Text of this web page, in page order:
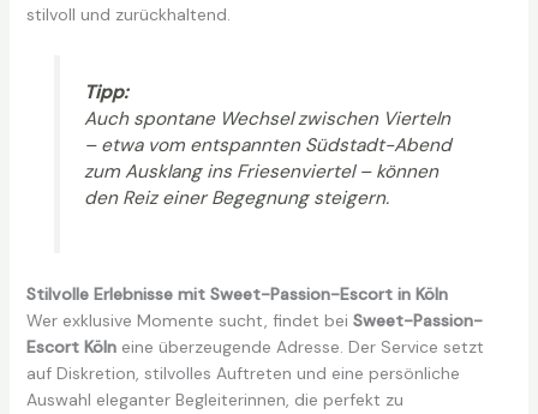
stilvoll und zurückhaltend.
Tipp:
Auch spontane Wechsel zwischen Vierteln
– etwa vom entspannten Südstadt-Abend
zum Ausklang ins Friesenviertel – können
den Reiz einer Begegnung steigern.
Stilvolle Erlebnisse mit Sweet-Passion-Escort in Köln
Wer exklusive Momente sucht, findet bei Sweet-Passion-
Escort Kölneine überzeugende Adresse. Der Service setzt
auf Diskretion, stilvolles Auftreten und eine persönliche
Auswahl eleganter Begleiterinnen, die perfekt zu